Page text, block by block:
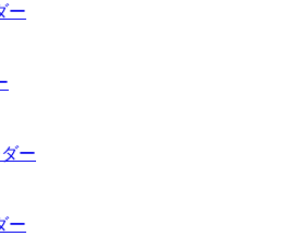
ー
ー
ー